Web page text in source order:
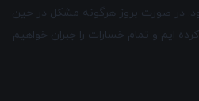
در صورت بروز هرگونه مشکل در حین
ایم و تمام خسارات را جبران خواهیم